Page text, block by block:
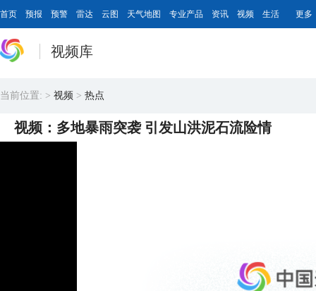
首页 预报 预警 雷达 云图 天气地图 专业产品 资讯 视频 生活 更多
视频库
当前位置: > 视频 > 热点
视频：多地暴雨突袭 引发山洪泥石流险情